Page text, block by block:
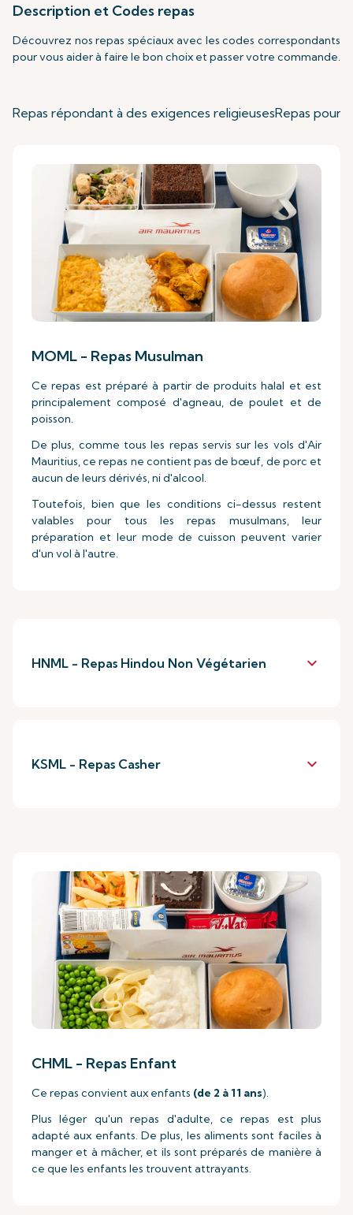
Description et Codes repas
Découvrez nos repas spéciaux avec les codes correspondants
pour vous aider à faire le bon choix et passer votre commande.
Repas répondant à des exigences religieusesRepas pour
MOML - Repas Musulman
Ce repas est préparé à partir de produits halal et est
principalement composé d'agneau, de poulet et de
poisson.
De plus, comme tous les repas servis sur les vols d'Air
Mauritius, ce repas ne contient pas de bœuf, de porc et
aucun de leurs dérivés, ni d'alcool.
Toutefois, bien que les conditions ci-dessus restent
valables pour tous les repas musulmans, leur
préparation et leur mode de cuisson peuvent varier
d'un vol à l'autre.
HNML - Repas Hindou Non Végétarien keyboard_arrow_down
KSML - Repas Casher keyboard_arrow_down
CHML - Repas Enfant
Ce repas convient aux enfants (de 2 à 11 ans).
Plus léger qu'un repas d'adulte, ce repas est plus
adapté aux enfants. De plus, les aliments sont faciles à
manger et à mâcher, et ils sont préparés de manière à
ce que les enfants les trouvent attrayants.